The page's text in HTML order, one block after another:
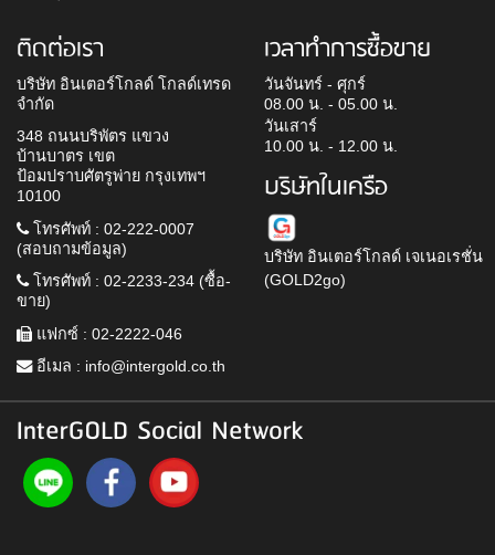
ติดต่อเรา
บริษัท อินเตอร์โกลด์ โกลด์เทรด
จำกัด
348 ถนนบริพัตร แขวง
บ้านบาตร เขต
ป้อมปราบศัตรูพ่าย กรุงเทพฯ
10100
โทรศัพท์ : 02-222-0007
(สอบถามข้อมูล)
โทรศัพท์ : 02-2233-234 (ซื้อ-
ขาย)
แฟกซ์ : 02-2222-046
อีเมล : info@intergold.co.th
เวลาทำการซื้อขาย
วันจันทร์ - ศุกร์
08.00 น. - 05.00 น.
วันเสาร์
10.00 น. - 12.00 น.
บริษัทในเครือ
บริษัท อินเตอร์โกลด์ เจเนอเรชั่น
(GOLD2go)
InterGOLD Social Network